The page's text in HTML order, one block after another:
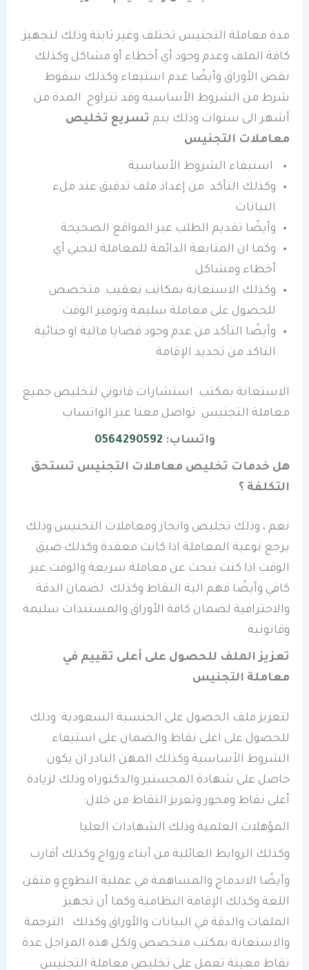
مدة معاملة التجنيس تختلف وغير ثابتة وذلك لتجهيز
كافة الملف وعدم وجود أي أخطاء أو مشاكل وكذلك
نقص الأوراق وأيضًا عدم استيفاء وكذلك سقوط
شرط من الشروط الأساسية وقد تتراوح المدة من
أشهر الى سنوات وذلك يتم تسريع تخليص
معاملات التجنيس
استيفاء الشروط الأساسية
وكذلك التأكد من إعداد ملف تدقيق عند ملء
البيانات
وأيضًا تقديم الطلب عبر المواقع الصحيحة
وكما ان المتابعة الدائمة للمعاملة لتجني أي
أخطاء ومشاكل
وكذلك الاستعانة بمكاتب تعقيب متخصص
للحصول على معاملة سليمة وتوفير الوقت
وأيضًا التأكد من عدم وجود قضايا مالية او جنائية
التاكد من تجديد الإقامة
الاستعانة بمكتب استشارات قانوني لتخليص جميع
معاملة التجنيس تواصل معنا عبر الواتساب
واتساب: 0564290592
هل خدمات تخليص معاملات التجنيس تستحق
التكلفة ؟
نعم ، وذلك تخليص وانجاز ومعاملات التجنيس وذلك
يرجع نوعية المعاملة اذا كانت معقدة وكذلك ضيق
الوقت اذا كنت تبحث عن معاملة سريعة والوقت غير
كافي وأيضًا فهم الية النقاط وكذلك لضمان الدقة
والاحترافية لضمان كافة الأوراق والمستندات سليمة
وقانونية
تعزيز الملف للحصول على أعلى تقييم في
معاملة التجنيس
لتعزيز ملف الحصول على الجنسية السعودية وذلك
للحصول على اعلى نقاط والضمان على استيفاء
الشروط الأساسية وكذلك المهن النادر ان يكون
حاصل على شهادة المجستير والدكتوراه وذلك لزيادة
أعلى نقاط ومحور وتعزيز النقاط من خلال:
المؤهلات العلمية وذلك الشهادات العليا
وكذلك الروابط العائلية من أبناء وزواج وكذلك أقارب
وأيضًا الاندماج والمساهمة في عملية التطوع و متقن
اللغة وكذلك الإقامة النظامية وكما أن تجهيز
الملفات والدقة في البيانات والأوراق وكذلك الترجمة
والاستعانة بمكتب متخصص ولكل هذه المراحل عدة
نقاط معينة تعمل على تخليص معاملة التجنيس